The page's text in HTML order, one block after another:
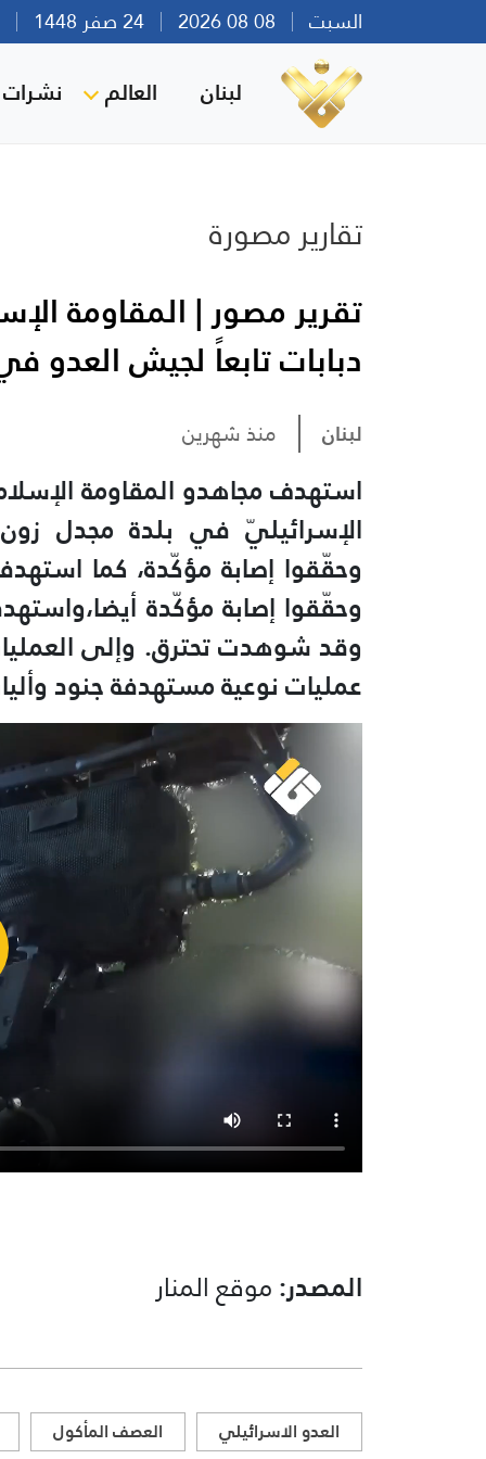
السبت
لبنان العالم نشرات
تقارير مصورة
تقرير مصور | المقاومة
دبابات تابعاً لجيش العدو
لبنان منذ شهرين
استهدف مجاهدو المقاومة
الإسرائيليّ في بلدة مجدل زون
وحقّقوا إصابة مؤكّدة، كما
وحقّقوا إصابة مؤكّدة
وقد شوهدت تحترق. وإلى
عمليات نوعية مستهدفة جنود
المصدر:موقع المنار
العدو الاسرائيلي العصف المأكول